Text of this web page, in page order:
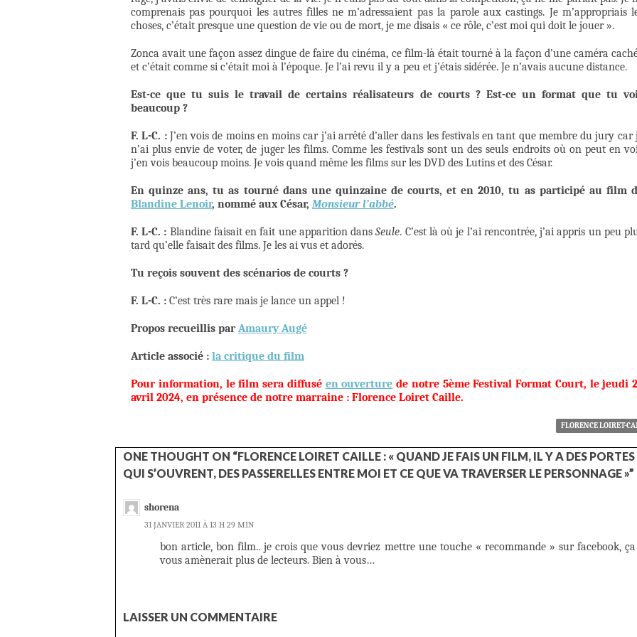
comprenais pas pourquoi les autres filles ne m’adressaient pas la parole aux castings. Je m’appropriais
choses, c’était presque une question de vie ou de mort, je me disais « ce rôle, c’est moi qui doit le jouer ».
Zonca avait une façon assez dingue de faire du cinéma, ce film-là était tourné à la façon d’une caméra
et c’était comme si c’était moi à l’époque. Je l’ai revu il y a peu et j’étais sidérée. Je n’avais aucune distance.
Est-ce que tu suis le travail de certains réalisateurs de courts ? Est-ce un format que tu
beaucoup ?
F. L-C. : J’en vois de moins en moins car j’ai arrêté d’aller dans les festivals en tant que membre du jury car
n’ai plus envie de voter, de juger les films. Comme les festivals sont un des seuls endroits où on peut en
j’en vois beaucoup moins. Je vois quand même les films sur les DVD des Lutins et des César.
En quinze ans, tu as tourné dans une quinzaine de courts, et en 2010, tu as participé au film
Blandine Lenoir, nommé aux César, Monsieur l’abbé.
F. L-C. : Blandine faisait en fait une apparition dansSeule. C’est là où je l’ai rencontrée, j’ai appris un peu
tard qu’elle faisait des films. Je les ai vus et adorés.
Tu reçois souvent des scénarios de courts ?
F. L-C. : C’est très rare mais je lance un appel !
Propos recueillis parAmaury Augé
Article associé : la critique du film
Pour information, le film sera diffusé en ouverture de notre 5ème Festival Format Court, le jeudi
avril 2024, en présence de notre marraine : Florence Loiret Caille.
FLORENCE LOIRET-
ONE THOUGHT ON “FLORENCE LOIRET CAILLE : « QUAND JE FAIS UN FILM, IL Y A DES PORTES
QUI S’OUVRENT, DES PASSERELLES ENTRE MOI ET CE QUE VA TRAVERSER LE PERSONNAGE »”
shorena
31 JANVIER 2011 À 13 H 29 MIN
bon article, bon film.. je crois que vous devriez mettre une touche « recommande » sur facebook, ça
vous amènerait plus de lecteurs. Bien à vous…
LAISSER UN COMMENTAIRE